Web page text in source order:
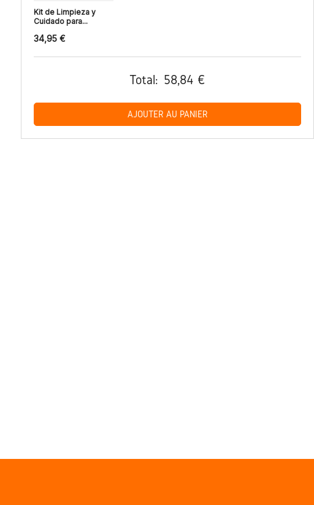
Kit de Limpieza y
Cuidado para...
34,95 €
Total: 58,84 €
AJOUTER AU PANIER